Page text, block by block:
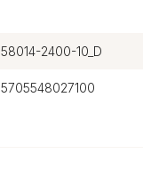
58014-2400-10_D
5705548027100